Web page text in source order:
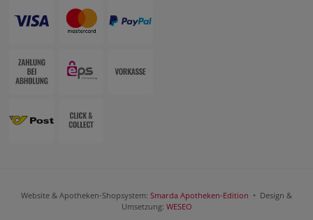
Website & Apotheken-Shopsystem: Smarda Apotheken-Edition • Design &
Umsetzung: WESEO